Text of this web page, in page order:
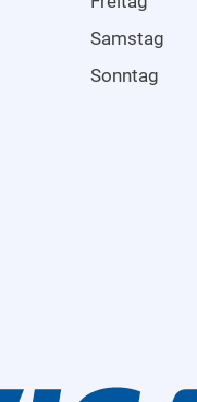
Samstag
Sonntag